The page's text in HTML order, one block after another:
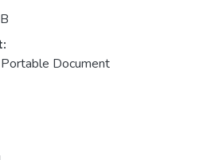
Document